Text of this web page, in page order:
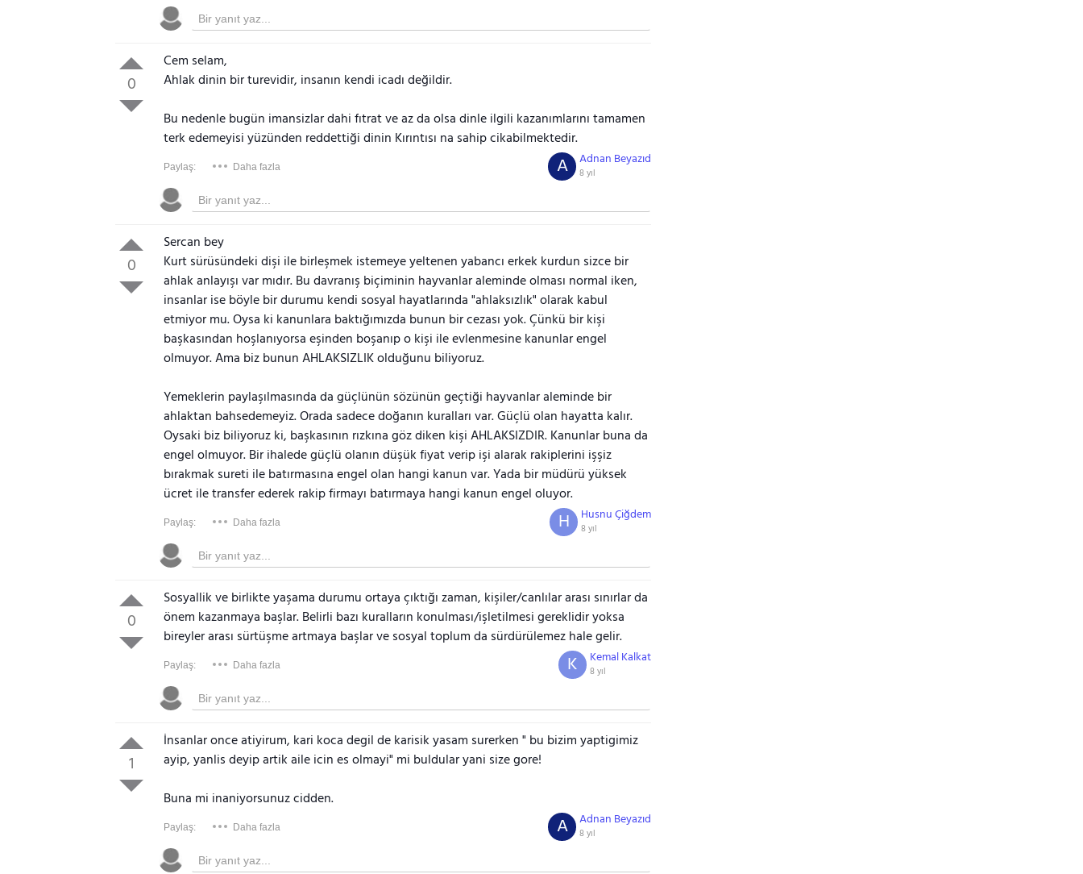
0
Cem selam,
Ahlak dinin bir turevidir, insanın kendi icadı değildir.
Bu nedenle bugün imansizlar dahi fıtrat ve az da olsa dinle ilgili kazanımlarını tamamen
terk edemeyisi yüzünden reddettiği dinin Kırıntısı na sahip cikabilmektedir.
Paylaş: Daha fazla Adnan Beyazıd
8 yıl
A
0
Sercan bey
Kurt sürüsündeki dişi ile birleşmek istemeye yeltenen yabancı erkek kurdun sizce bir
ahlak anlayışı var mıdır. Bu davranış biçiminin hayvanlar aleminde olması normal iken,
insanlar ise böyle bir durumu kendi sosyal hayatlarında "ahlaksızlık" olarak kabul
etmiyor mu. Oysa ki kanunlara baktığımızda bunun bir cezası yok. Çünkü bir kişi
başkasından hoşlanıyorsa eşinden boşanıp o kişi ile evlenmesine kanunlar engel
olmuyor. Ama biz bunun AHLAKSIZLIK olduğunu biliyoruz.
Yemeklerin paylaşılmasında da güçlünün sözünün geçtiği hayvanlar aleminde bir
ahlaktan bahsedemeyiz. Orada sadece doğanın kuralları var. Güçlü olan hayatta kalır.
Oysaki biz biliyoruz ki, başkasının rızkına göz diken kişi AHLAKSIZDIR. Kanunlar buna da
engel olmuyor. Bir ihalede güçlü olanın düşük fiyat verip işi alarak rakiplerini işşiz
bırakmak sureti ile batırmasına engel olan hangi kanun var. Yada bir müdürü yüksek
ücret ile transfer ederek rakip firmayı batırmaya hangi kanun engel oluyor.
Paylaş: Daha fazla Husnu Çiğdem
8 yıl
H
0
Sosyallik ve birlikte yaşama durumu ortaya çıktığı zaman, kişiler/canlılar arası sınırlar da
önem kazanmaya başlar. Belirli bazı kuralların konulması/işletilmesi gereklidir yoksa
bireyler arası sürtüşme artmaya başlar ve sosyal toplum da sürdürülemez hale gelir.
Paylaş: Daha fazla Kemal Kalkat
8 yıl
K
1
İnsanlar once atiyirum, kari koca degil de karisik yasam surerken " bu bizim yaptigimiz
ayip, yanlis deyip artik aile icin es olmayi" mi buldular yani size gore!
Buna mi inaniyorsunuz cidden.
Paylaş: Daha fazla Adnan Beyazıd
8 yıl
A